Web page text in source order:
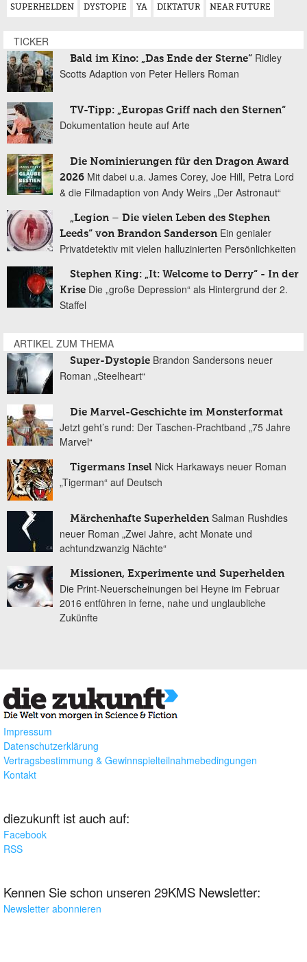
SUPERHELDEN DYSTOPIE YA DIKTATUR NEAR FUTURE
TICKER
Bald im Kino: „Das Ende der Sterne“ Ridley
Scotts Adaption von Peter Hellers Roman
TV-Tipp: „Europas Griff nach den Sternen“
Dokumentation heute auf Arte
Die Nominierungen für den Dragon Award
2026 Mit dabei u.a. James Corey, Joe Hill, Petra Lord
& die Filmadaption von Andy Weirs „Der Astronaut“
„Legion – Die vielen Leben des Stephen
Leeds“ von Brandon Sanderson Ein genialer
Privatdetektiv mit vielen halluzinierten Persönlichkeiten
Stephen King: „It: Welcome to Derry“ - In der
Krise Die „große Depression“ als Hintergrund der 2.
Staffel
ARTIKEL ZUM THEMA
Super-Dystopie Brandon Sandersons neuer
Roman „Steelheart“
Die Marvel-Geschichte im Monsterformat
Jetzt geht’s rund: Der Taschen-Prachtband „75 Jahre
Marvel“
Tigermans Insel Nick Harkaways neuer Roman
„Tigerman“ auf Deutsch
Märchenhafte Superhelden Salman Rushdies
neuer Roman „Zwei Jahre, acht Monate und
achtundzwanzig Nächte“
Missionen, Experimente und Superhelden
Die Print-Neuerscheinungen bei Heyne im Februar
2016 entführen in ferne, nahe und unglaubliche
Zukünfte
Impressum
Datenschutzerklärung
Vertragsbestimmung & Gewinnspielteilnahmebedingungen
Kontakt
diezukunft ist auch auf:
Facebook
RSS
Kennen Sie schon unseren 29KMS Newsletter:
Newsletter abonnieren